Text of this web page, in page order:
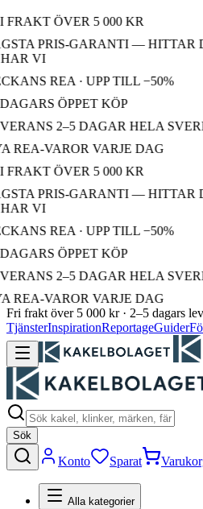
ÖVER 5 000 KR
PRIS-GARANTI — HITTAR
VI
REA · UPP TILL −50%
ÖPPET KÖP
2–5 DAGAR HELA
REA-VAROR VARJE DAG
ÖVER 5 000 KR
PRIS-GARANTI — HITTAR
VI
REA · UPP TILL −50%
ÖPPET KÖP
2–5 DAGAR HELA
REA-VAROR VARJE DAG
Fri frakt över 5 000 kr · 2–5 dagars
TjänsterInspirationReportageGuider
Sök
Konto Sparat
Alla kategorier